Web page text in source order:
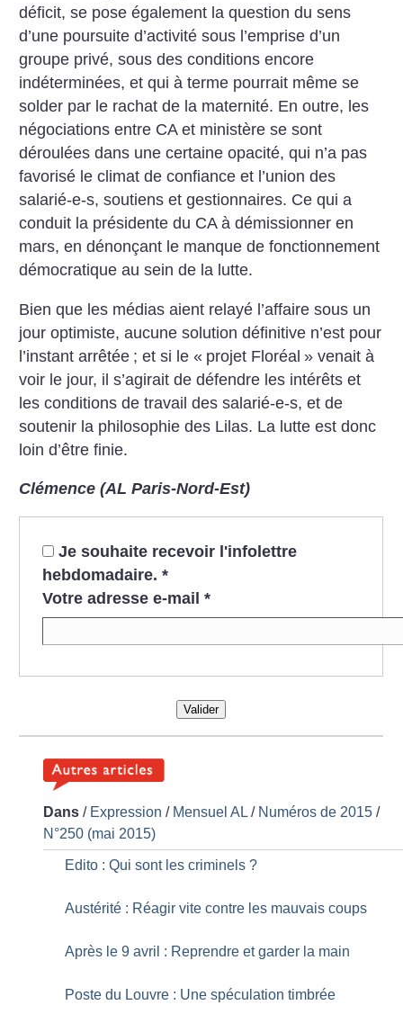
déficit, se pose également la question du sens
d’une poursuite d’activité sous l’emprise d’un
groupe privé, sous des conditions encore
indéterminées, et qui à terme pourrait même se
solder par le rachat de la maternité. En outre, les
négociations entre CA et ministère se sont
déroulées dans une certaine opacité, qui n’a pas
favorisé le climat de confiance et l’union des
salarié-e-s, soutiens et gestionnaires. Ce qui a
conduit la présidente du CA à démissionner en
mars, en dénonçant le manque de fonctionnement
démocratique au sein de la lutte.
Bien que les médias aient relayé l’affaire sous un
jour optimiste, aucune solution définitive n’est pour
l’instant arrêtée ; et si le « projet Floréal » venait à
voir le jour, il s’agirait de défendre les intérêts et
les conditions de travail des salarié-e-s, et de
soutenir la philosophie des Lilas. La lutte est donc
loin d’être finie.
Clémence (AL Paris-Nord-Est)
Je souhaite recevoir l'infolettre
hebdomadaire. *
Votre adresse e-mail *
Valider
Dans / Expression / Mensuel AL / Numéros de 2015 /
N°250 (mai 2015)
Edito : Qui sont les criminels ?
Austérité : Réagir vite contre les mauvais coups
Après le 9 avril : Reprendre et garder la main
Poste du Louvre : Une spéculation timbrée